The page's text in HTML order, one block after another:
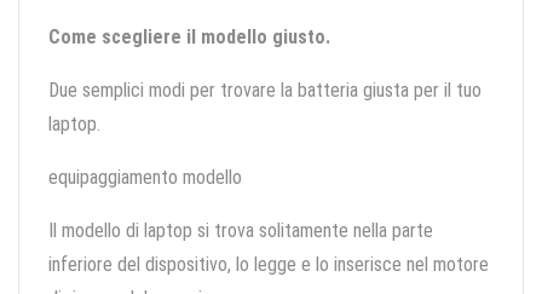
Come scegliere il modello giusto.
Due semplici modi per trovare la batteria giusta per il tuo
laptop.
equipaggiamento modello
Il modello di laptop si trova solitamente nella parte
inferiore del dispositivo, lo legge e lo inserisce nel motore